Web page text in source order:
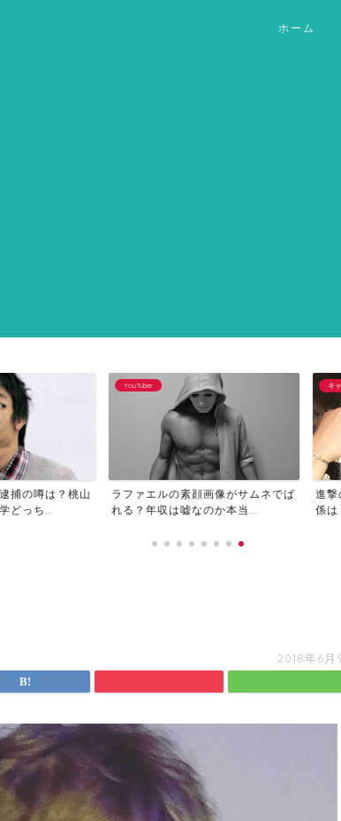
ホーム
捕の噂は？桃山
どっち...
YouTuber
ラファエルの素顔画像がサムネでば
れる？年収は嘘なのか本当...
キャ
進撃
係は
2018年6月